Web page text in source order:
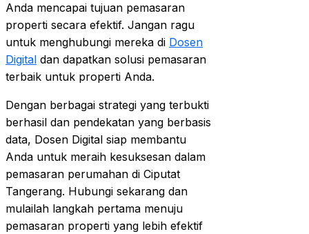
Anda mencapai tujuan pemasaran
properti secara efektif. Jangan ragu
untuk menghubungi mereka di Dosen
Digital dan dapatkan solusi pemasaran
terbaik untuk properti Anda.
Dengan berbagai strategi yang terbukti
berhasil dan pendekatan yang berbasis
data, Dosen Digital siap membantu
Anda untuk meraih kesuksesan dalam
pemasaran perumahan di Ciputat
Tangerang. Hubungi sekarang dan
mulailah langkah pertama menuju
pemasaran properti yang lebih efektif